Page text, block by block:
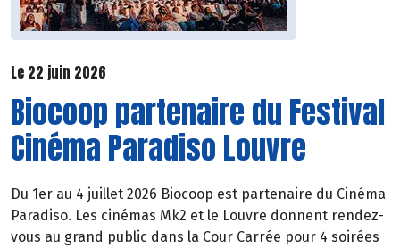
Le 22 juin 2026
Biocoop partenaire du Festival
Cinéma Paradiso Louvre
Du 1er au 4 juillet 2026 Biocoop est partenaire du Cinéma
Paradiso. Les cinémas Mk2 et le Louvre donnent rendez-
vous au grand public dans la Cour Carrée pour 4 soirées